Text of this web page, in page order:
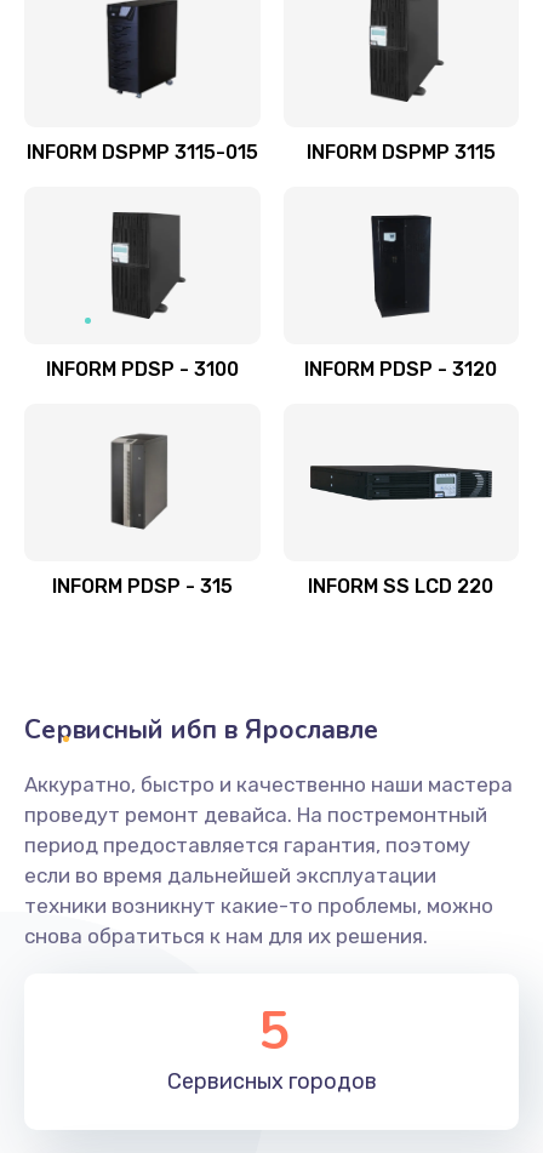
INFORM DSPMP 3115-015 INFORM DSPMP 3115
INFORM PDSP - 3100 INFORM PDSP - 3120
INFORM PDSP - 315 INFORM SS LCD 220
Сервисный ибп в Ярославле
Аккуратно, быстро и качественно наши мастера
проведут ремонт девайса. На постремонтный
период предоставляется гарантия, поэтому
если во время дальнейшей эксплуатации
техники возникнут какие-то проблемы, можно
снова обратиться к нам для их решения.
5
Сервисных городов